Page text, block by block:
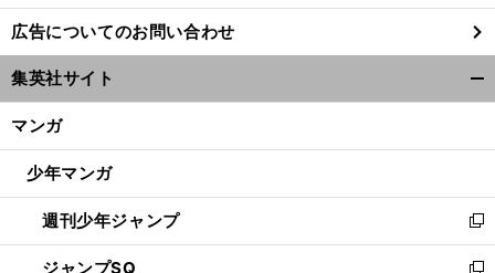
し
い
ウ
ィ
ン
ウ
開
く
広告についてのお問い合わせ
集英社サイト
マンガ
少年マンガ
週刊少年ジャンプ
新
し
ジャンプSQ